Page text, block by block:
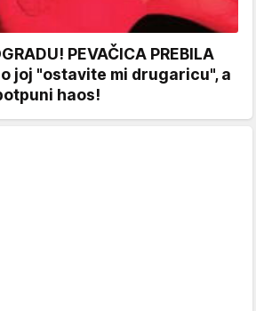
PEVAČICA PREBILA
joj "ostavite mi drugaricu", a
haos!